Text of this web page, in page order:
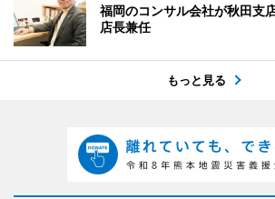
福岡のコンサル会社が秋田
店長兼任
もっと見る